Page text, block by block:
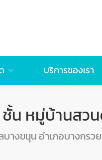
บริการของเรา
ชั้น หมู่บ้านส
างขนุน อำเภอบางกรว